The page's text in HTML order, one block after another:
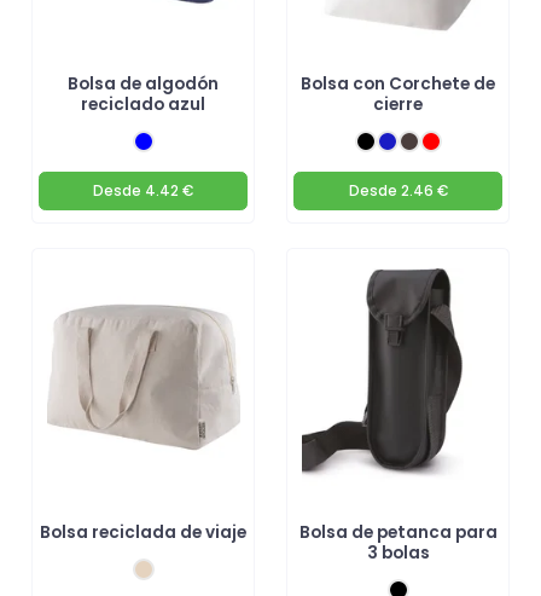
Bolsa de algodón
reciclado azul
Desde 4.42 €
Bolsa con Corchete de
cierre
Desde 2.46 €
Bolsa reciclada de viaje
Bolsa de petanca para
3 bolas